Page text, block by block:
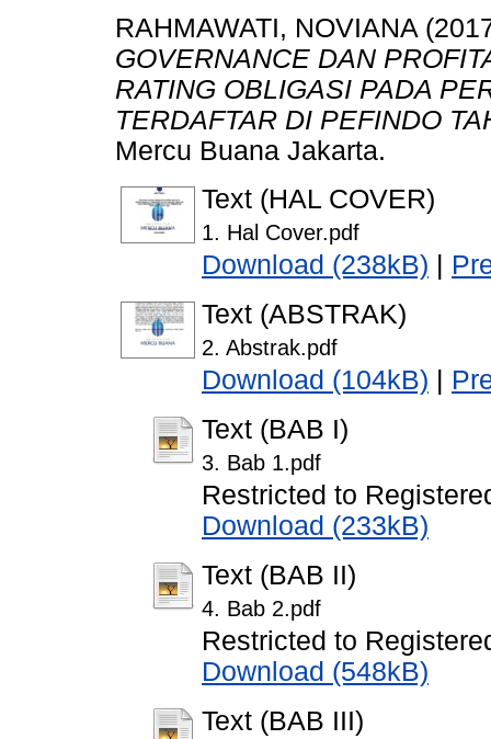
RAHMAWATI, NOVIANA
GOVERNANCE DAN
RATING OBLIGASI PADA
TERDAFTAR DI PEFINDO
Mercu Buana Jakarta.
Text (HAL COVER)
1. Hal Cover.pdf
Download (238kB)
Text (ABSTRAK)
2. Abstrak.pdf
Download (104kB)
Text (BAB I)
3. Bab 1.pdf
Restricted to
Download (233kB)
Text (BAB II)
4. Bab 2.pdf
Restricted to
Download (548kB)
Text (BAB III)